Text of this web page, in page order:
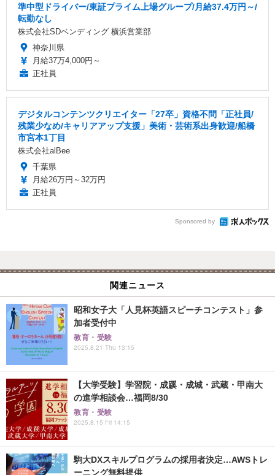
準中型ドライバー/東証プライム上場グループ/月給37.4万円～/
転勤なし
株式会社SDベンディング 横浜営業部
神奈川県
月給37万4,000円～
正社員
デジタルコンテンツクリエイター「27卒」資格不問「正社員/
残業少なめ/キャリアアップ支援」美術・芸術系出身歓迎/船橋
市宮本1丁目
株式会社alBee
千葉県
月給26万円～32万円
正社員
Sponsored by
関連ニュース
昭和女子大「人見杯英語スピーチコンテスト」参
加者受付中
教育・受験
2025.8.21 Thu 13:15
【大学受験】学習院・成蹊・成城・武蔵・甲南大
の進学相談会…福岡8/30
教育・受験
2025.8.15 Fri 14:15
駒大DXスキルプログラムの採用者決定…AWSトレ
ーニング無料提供